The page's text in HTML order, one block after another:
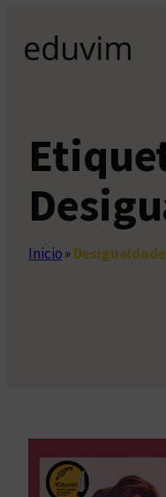
contenido
Inicio»